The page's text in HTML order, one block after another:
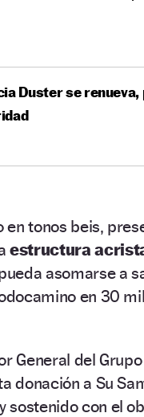
Duster se
en tonos beis,
estructura
asomarse a
en 30
General del
donación a Su
sostenido con el